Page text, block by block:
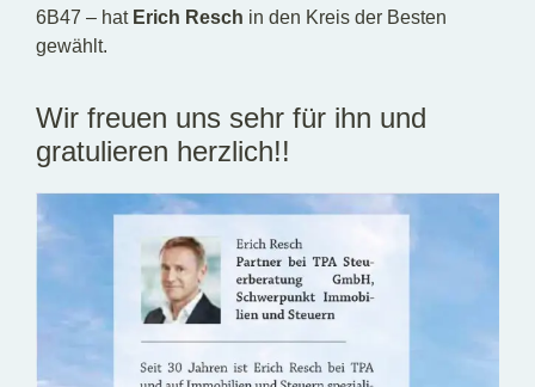
6B47 – hat Erich Resch in den Kreis der Besten
gewählt.
Wir freuen uns sehr für ihn und
gratulieren herzlich!!